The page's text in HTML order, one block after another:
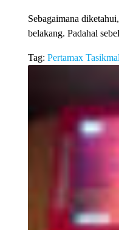
Sebagaimana
belakang. Padahal
Tag: Pertamax